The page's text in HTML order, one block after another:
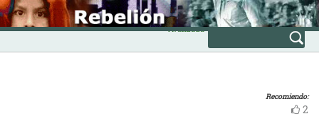
Skip
to
content
INICIO
Avanzada
Recomiendo:
2